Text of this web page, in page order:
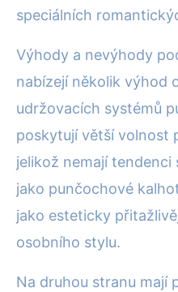
speciálních
Výhody a nevýhody
nabízejí několik výhod
udržovacích systémů
poskytují větší volnost
jelikož nemají
jako punčochové
jako esteticky
osobního stylu.
Na druhou stranu mají